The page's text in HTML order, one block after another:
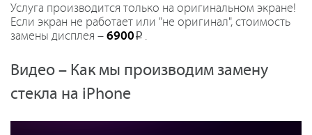
Услуга производится только на оригинальном экране!
Если экран не работает или "не оригинал", стоимость
замены дисплея – 6900 Р .
Видео – Как мы производим замену
стекла на iPhone